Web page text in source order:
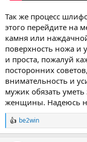
Так же процесс
этого перейдите на
камня или
поверхность ножа и
и проста, пожалуй
посторонних
внимательность и
мужик обязать
женщины. Надеюсь
Р
е
be2win